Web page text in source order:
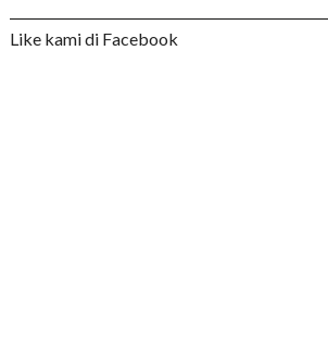
Like kami di Facebook